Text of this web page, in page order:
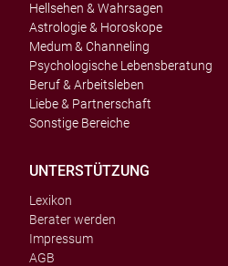
Hellsehen & Wahrsagen
Astrologie & Horoskope
Medum & Channeling
Psychologische Lebensberatung
Beruf & Arbeitsleben
Liebe & Partnerschaft
Sonstige Bereiche
UNTERSTÜTZUNG
Lexikon
Berater werden
Impressum
AGB